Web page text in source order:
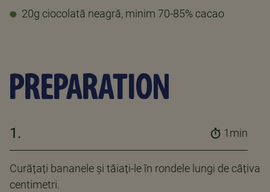
20g ciocolată neagră, minim 70-85% cacao
PREPARATION
1. 1min
Curățați bananele și tăiați-le în rondele lungi de câțiva
centimetri.